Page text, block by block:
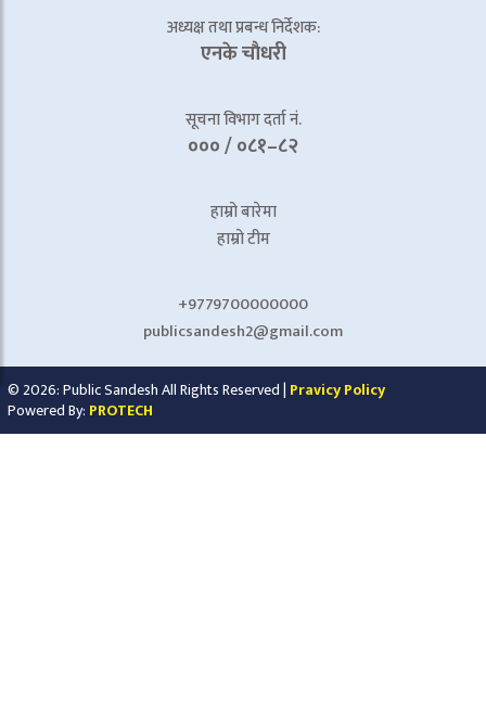
अध्यक्ष तथा प्रबन्ध निर्देशक:
एनके चाैधरी
सूचना विभाग दर्ता नं.
००० / ०८१–८२
हाम्रो बारेमा
हाम्रो टीम
+9779700000000
publicsandesh2@gmail.com
© 2026: Public Sandesh All Rights Reserved | Pravicy Policy
Powered By: PROTECH